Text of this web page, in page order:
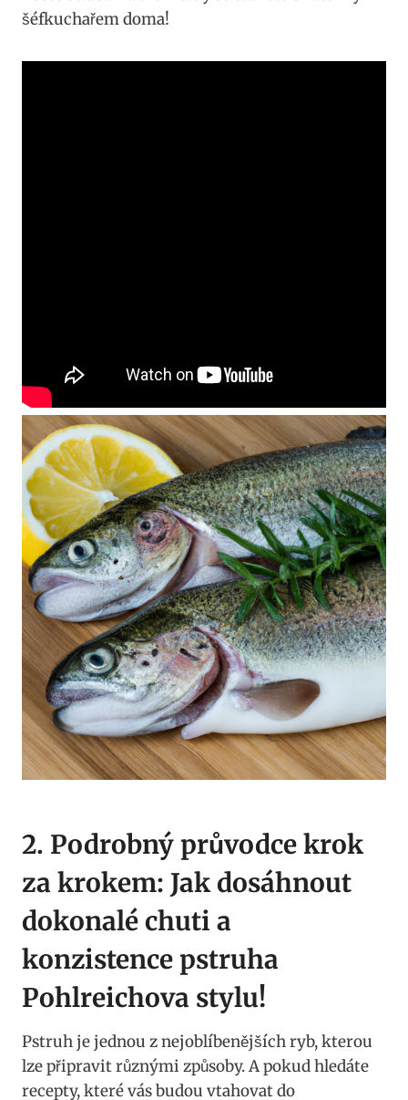
⁣šéfkuchařem doma!
2. ⁢Podrobný⁢ průvodce krok
za krokem: Jak dosáhnout
dokonalé ​chuti ⁣a
konzistence pstruha
⁤Pohlreichova stylu!
Pstruh je⁢ jednou⁢ z nejoblíbenějších ryb, kterou
lze ⁢připravit​ různými ⁢způsoby. ​A pokud ‌hledáte
recepty, které vás budou vtahovat do